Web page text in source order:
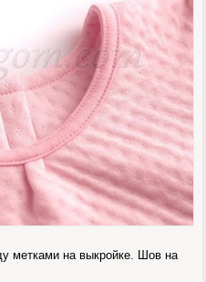
метками на выкройке. Шов на